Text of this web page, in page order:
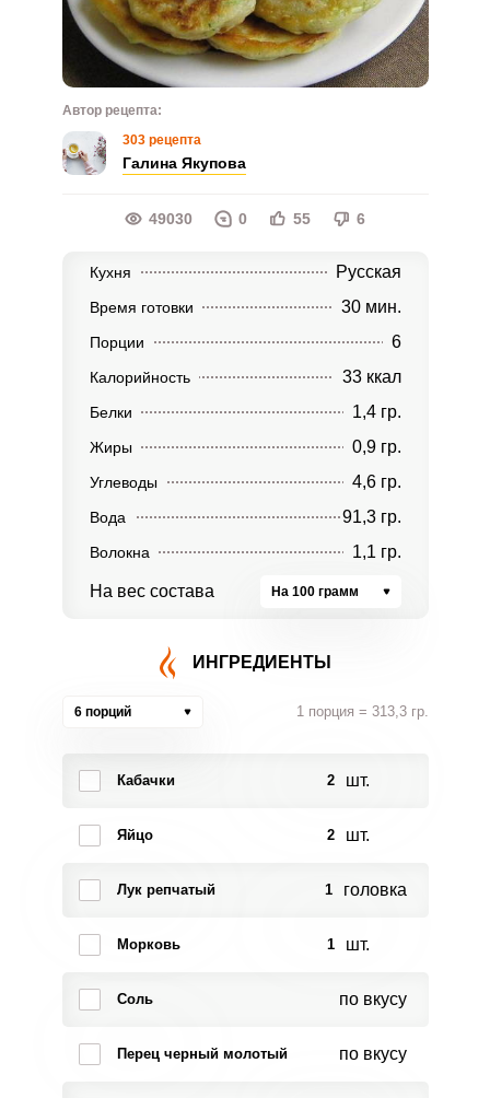
Автор рецепта:
303 рецепта
Галина Якупова
49030 0 55 6
Кухня Русская
Время готовки 30 мин.
Порции 6
Калорийность 33 ккал
Белки 1,4 гр.
Жиры 0,9 гр.
Углеводы 4,6 гр.
Вода 91,3 гр.
Волокна 1,1 гр.
На вес состава На 100 грамм
ИНГРЕДИЕНТЫ
6 порций 1 порция = 313,3 гр.
Кабачки 2 шт.
Яйцо 2 шт.
Лук репчатый 1 головка
Морковь 1 шт.
Соль по вкусу
Перец черный молотый по вкусу